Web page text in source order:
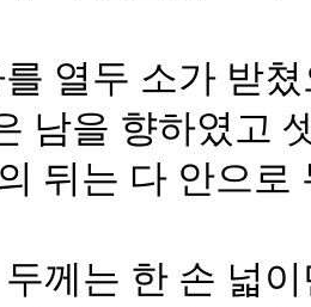
열두 소가 받
남을 향하였고
뒤는 다 안으로
께는 한 손 넓